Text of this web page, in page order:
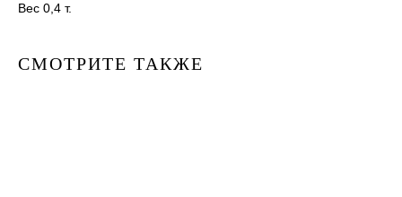
Вес 0,4 т.
СМОТРИТЕ ТАКЖЕ